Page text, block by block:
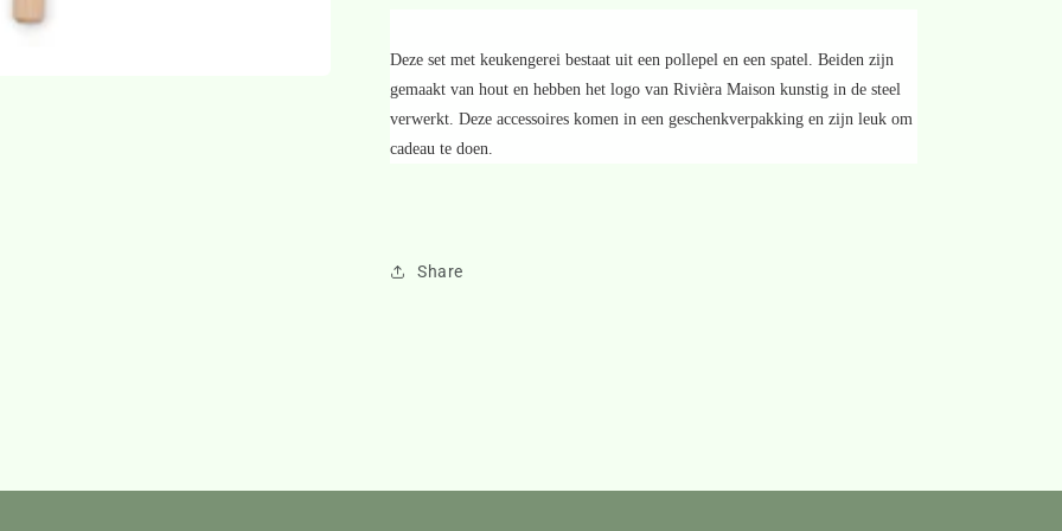
Deze set met keukengerei bestaat uit een pollepel en een spatel. Beiden zijn
gemaakt van hout en hebben het logo van Rivièra Maison kunstig in de steel
verwerkt. Deze accessoires komen in een geschenkverpakking en zijn leuk om
cadeau te doen.
Share